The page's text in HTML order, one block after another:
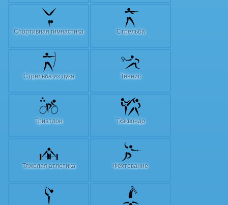
Спортивная гимнастика Стрельба
Стрельба из лука Теннис
Триатлон Тхэквондо
Тяжелая атлетика Фехтование